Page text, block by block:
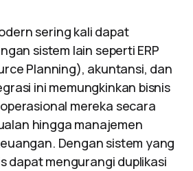
sering kali dapat
sistem lain seperti ERP
Planning), akuntansi, dan
ini memungkinkan bisnis
mereka secara
hingga manajemen
Dengan sistem yang
dapat mengurangi duplikasi